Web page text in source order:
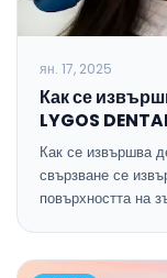
ян. 17, 2025
Как се
LYGOS
Как се извършва
свързване се
повърхността на